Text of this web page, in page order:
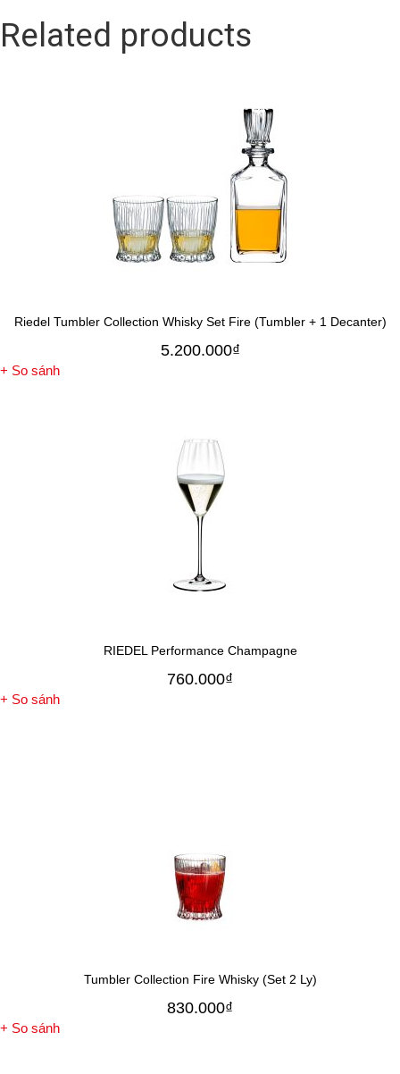
Related products
Riedel Tumbler Collection Whisky Set Fire (Tumbler + 1 Decanter)
5.200.000₫
+ So sánh
RIEDEL Performance Champagne
760.000₫
+ So sánh
Tumbler Collection Fire Whisky (Set 2 Ly)
830.000₫
+ So sánh